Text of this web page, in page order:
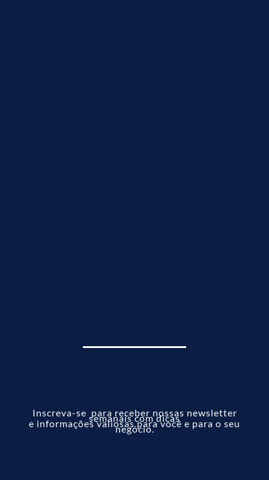
Inscreva-se para receber nossas newsletter
semanais com dicas
e informações valiosas para você e para o seu
negócio.